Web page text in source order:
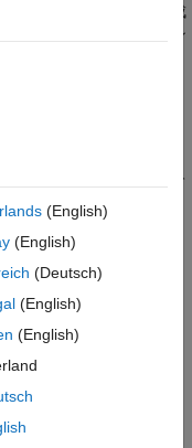
ーストを表す行列を作成
作成して行列にマッピン
信号/物理ブロードキャ
OFDM シンボルとして
では、SS/PBCH が "同
(English)
(English)
(Deutsch)
(English)
(English)